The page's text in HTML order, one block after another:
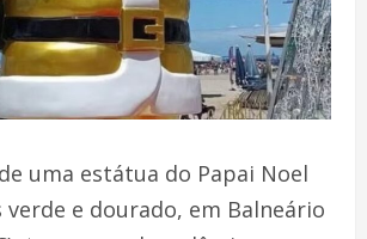
uma estátua do Papai Noel
verde e dourado, em Balneário